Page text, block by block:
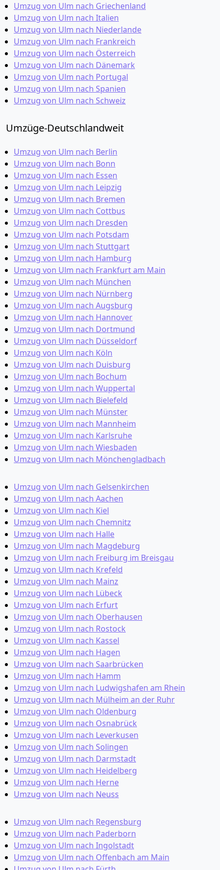
Umzug von Ulm nach Griechenland
Umzug von Ulm nach Italien
Umzug von Ulm nach Niederlande
Umzug von Ulm nach Frankreich
Umzug von Ulm nach Österreich
Umzug von Ulm nach Dänemark
Umzug von Ulm nach Portugal
Umzug von Ulm nach Spanien
Umzug von Ulm nach Schweiz
Umzüge-Deutschlandweit
Umzug von Ulm nach Berlin
Umzug von Ulm nach Bonn
Umzug von Ulm nach Essen
Umzug von Ulm nach Leipzig
Umzug von Ulm nach Bremen
Umzug von Ulm nach Cottbus
Umzug von Ulm nach Dresden
Umzug von Ulm nach Potsdam
Umzug von Ulm nach Stuttgart
Umzug von Ulm nach Hamburg
Umzug von Ulm nach Frankfurt am Main
Umzug von Ulm nach München
Umzug von Ulm nach Nürnberg
Umzug von Ulm nach Augsburg
Umzug von Ulm nach Hannover
Umzug von Ulm nach Dortmund
Umzug von Ulm nach Düsseldorf
Umzug von Ulm nach Köln
Umzug von Ulm nach Duisburg
Umzug von Ulm nach Bochum
Umzug von Ulm nach Wuppertal
Umzug von Ulm nach Bielefeld
Umzug von Ulm nach Münster
Umzug von Ulm nach Mannheim
Umzug von Ulm nach Karlsruhe
Umzug von Ulm nach Wiesbaden
Umzug von Ulm nach Mönchen­gladbach
Umzug von Ulm nach Gelsenkirchen
Umzug von Ulm nach Aachen
Umzug von Ulm nach Kiel
Umzug von Ulm nach Chemnitz
Umzug von Ulm nach Halle
Umzug von Ulm nach Magdeburg
Umzug von Ulm nach Freiburg im Breisgau
Umzug von Ulm nach Krefeld
Umzug von Ulm nach Mainz
Umzug von Ulm nach Lübeck
Umzug von Ulm nach Erfurt
Umzug von Ulm nach Oberhausen
Umzug von Ulm nach Rostock
Umzug von Ulm nach Kassel
Umzug von Ulm nach Hagen
Umzug von Ulm nach Saarbrücken
Umzug von Ulm nach Hamm
Umzug von Ulm nach Ludwigshafen am Rhein
Umzug von Ulm nach Mülheim an der Ruhr
Umzug von Ulm nach Oldenburg
Umzug von Ulm nach Osnabrück
Umzug von Ulm nach Leverkusen
Umzug von Ulm nach Solingen
Umzug von Ulm nach Darmstadt
Umzug von Ulm nach Heidelberg
Umzug von Ulm nach Herne
Umzug von Ulm nach Neuss
Umzug von Ulm nach Regensburg
Umzug von Ulm nach Paderborn
Umzug von Ulm nach Ingolstadt
Umzug von Ulm nach Offenbach am Main